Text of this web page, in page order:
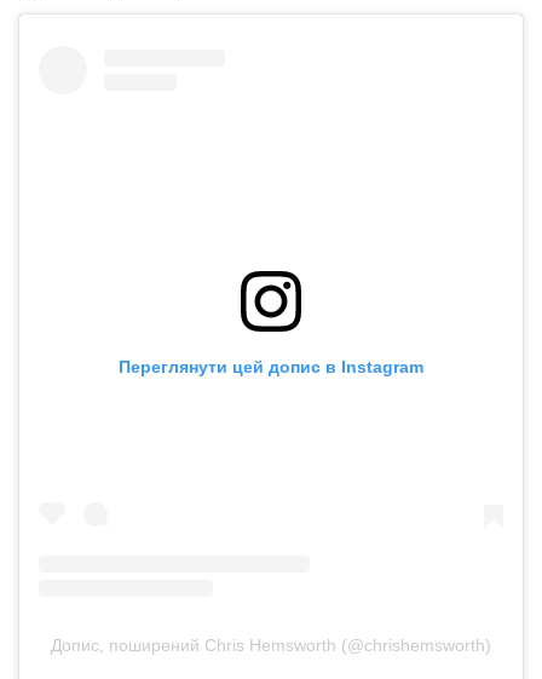
Переглянути цей допис в Instagram
Допис, поширений Chris Hemsworth (@chrishemsworth)